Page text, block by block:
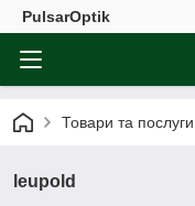
PulsarOptik
Товари та послуги
leupold